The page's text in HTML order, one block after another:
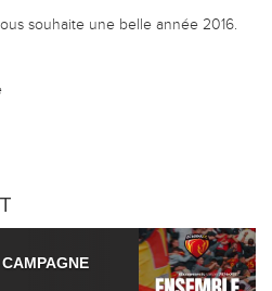
souhaite une belle année 2016.